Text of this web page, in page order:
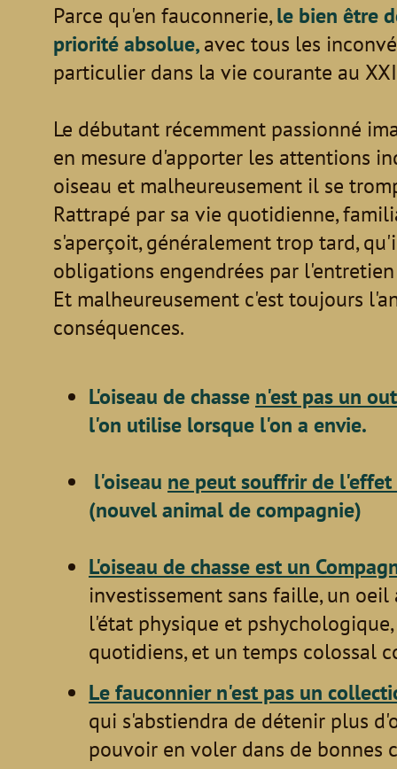
Parce qu'en fauconnerie,le bien être
priorité absolue,avec tous les
particulier dans la vie courante au
Le débutant récemment passionné
en mesure d'apporter les attentions
oiseau et malheureusement il se
Rattrapé par sa vie quotidienne,
s'aperçoit, généralement trop tard,
obligations engendrées par
Et malheureusement c'est toujours
conséquences.
L'oiseau de chasse n'est pas un
l'on utilise lorsque l'on a envie.
l'oiseau ne peut souffrir de l'effet
(nouvel animal de compagnie)
L'oiseau de chasse est un
investissement sans faille, un
l'état physique et
quotidiens, et un temps colossal
Le fauconnier n'est pas un
qui s'abstiendra de détenir plus
pouvoir en voler dans de bonnes